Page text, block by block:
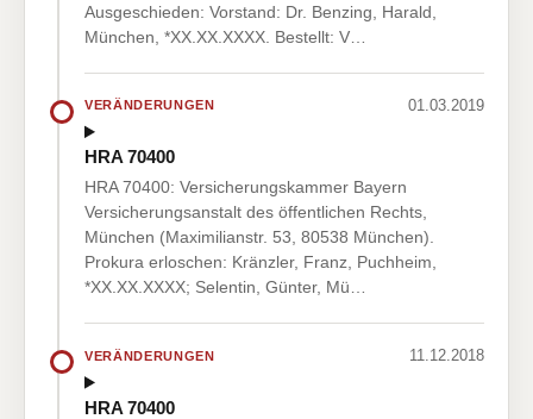
Ausgeschieden: Vorstand: Dr. Benzing, Harald,
München, *XX.XX.XXXX. Bestellt: V…
VERÄNDERUNGEN 01.03.2019
HRA 70400
HRA 70400: Versicherungskammer Bayern
Versicherungsanstalt des öffentlichen Rechts,
München (Maximilianstr. 53, 80538 München).
Prokura erloschen: Kränzler, Franz, Puchheim,
*XX.XX.XXXX; Selentin, Günter, Mü…
VERÄNDERUNGEN 11.12.2018
HRA 70400